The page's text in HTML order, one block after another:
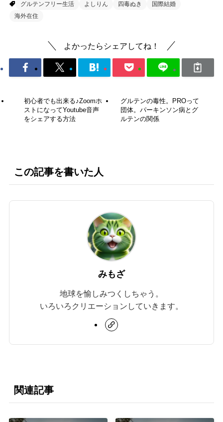
グルテンフリー生活
よしりん 四毒ぬき
国際結婚
海外在住
よかったらシェアしてね！
初心者でも出来る♪Zoomホ
ストになってYoutube音声
をシェアする方法
グルテンの毒性。PROって
団体。パーキンソン病とグ
ルテンの関係
この記事を書いた人
みもざ
地球を愉しみつくしちゃう。
いろいろクリエーションしていきます。
関連記事